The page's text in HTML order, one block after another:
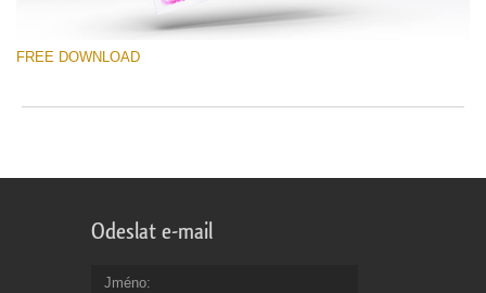
FREE DOWNLOAD
Odeslat e-mail
Jméno